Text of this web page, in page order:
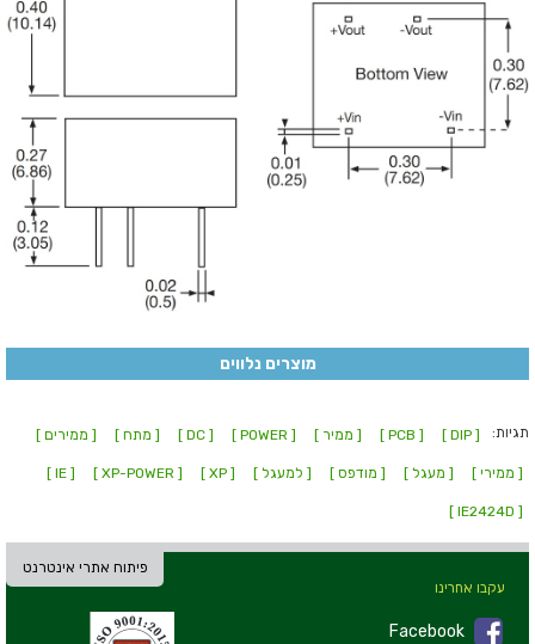
מוצרים נלווים
תגיות: [ DIP ]
[ PCB ] [ ממיר ] [ POWER ]
[ DC ] [ מתח ] [ ממירים ]
[ ממירי ] [ מעגל ] [ מודפס ] [ למעגל ] [ XP ]
[ XP-POWER ]
[ IE ]
[ IE2424D ]
פיתוח אתרי אינטרנט
עקבו אחרינו
Facebook